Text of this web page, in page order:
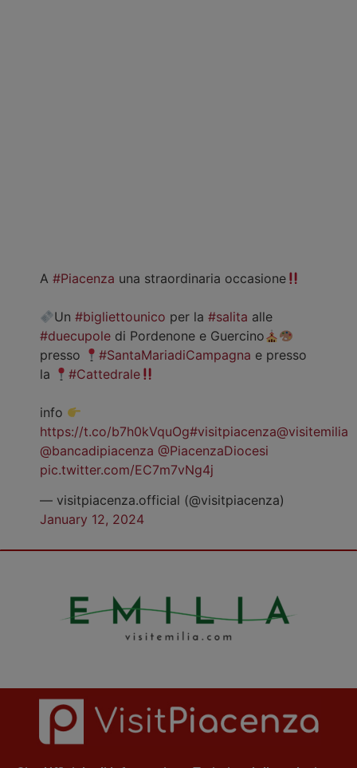
A #Piacenza una straordinaria occasione
Un#bigliettounico per la#salita alle
#duecupole di Pordenone e Guercino
presso
#SantaMariadiCampagna e presso
la
#Cattedrale
info
https://t.co/b7h0kVquOg#visitpiacenza@visitemilia
@bancadipiacenza @PiacenzaDiocesi
pic.twitter.com/EC7m7vNg4j
— visitpiacenza.official (@visitpiacenza)
January 12, 2024